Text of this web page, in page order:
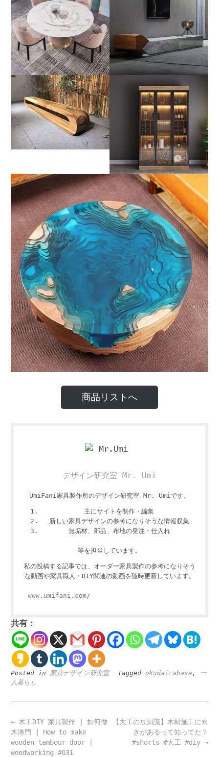
商品リストへ
デザイン研究室 Mr. Umi
UmiFani家具製作所のデザイン研究室 Mr. Umiです。
主にサイトを制作・編集
新しい家具デザインの参考になりそうな情報収集
無垢材、部品、布地の発注・仕入れ
等を担当しています。
私の投稿する記事では、オーダー家具製作の参考になりそう
な動画や家具職人・DIY関連の動画を随時更新しています。
www.umifani.com/
共有：
Posted in 家具デザイン研究室 Tagged okudairabase ,
一
人暮らし
Post
navigation
【大工の豆知識】木材施工に向
きがあるって知ってた？
#shorts #大工 #diy →
← 木工DIY 家具製作 | 如何做
木捲門 | How to make
wooden tambour door |
woodworking #031